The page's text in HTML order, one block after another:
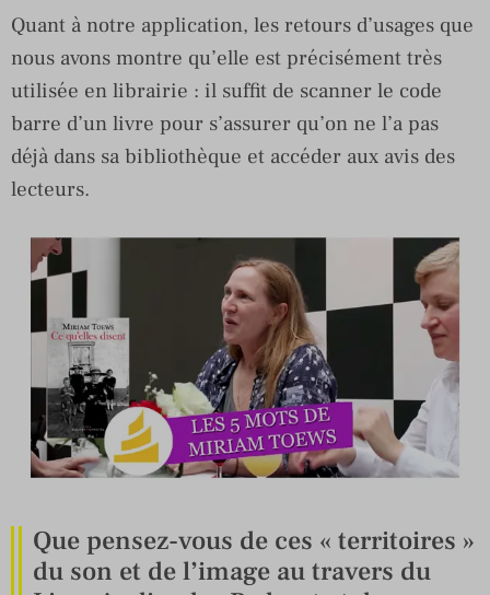
Quant à notre application, les retours d’usages que
nous avons montre qu’elle est précisément très
utilisée en librairie : il suffit de scanner le code
barre d’un livre pour s’assurer qu’on ne l’a pas
déjà dans sa bibliothèque et accéder aux avis des
lecteurs.
Que pensez-vous de ces « territoires »
du son et de l’image au travers du